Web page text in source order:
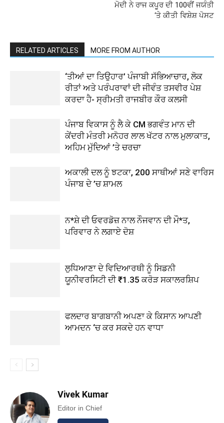
ਮੋਦੀ ਨੇ ਰਾਜ ਕਪੂਰ ਦੀ 100ਵੀਂ ਜਯੰਤੀ
‘ਤੇ ਕੀਤੀ ਵਿਸ਼ੇਸ਼ ਪੋਸਟ
RELATED ARTICLES MORE FROM AUTHOR
‘ਤੀਆਂ ਦਾ ਤਿਉਹਾਰ’ ਪੰਜਾਬੀ ਸੱਭਿਆਚਾਰ, ਲੋਕ
ਰੀਤਾਂ ਅਤੇ ਪਰੰਪਰਾਵਾਂ ਦੀ ਜੀਵੰਤ ਤਸਵੀਰ ਪੇਸ਼
ਕਰਦਾ ਹੈ- ਸ੍ਰੀਮਤੀ ਰਾਜਬੀਰ ਕੌਰ ਕਲਸੀ
ਪੰਜਾਬ ਵਿਕਾਸ ਨੂੰ ਲੈ ਕੇ CM ਭਗਵੰਤ ਮਾਨ ਦੀ
ਕੇਂਦਰੀ ਮੰਤਰੀ ਮਨੋਹਰ ਲਾਲ ਖੱਟਰ ਨਾਲ ਮੁਲਾਕਾਤ,
ਅਹਿਮ ਮੁੱਦਿਆਂ ’ਤੇ ਚਰਚਾ
ਅਕਾਲੀ ਦਲ ਨੂੰ ਝਟਕਾ, 200 ਸਾਥੀਆਂ ਸਣੇ ਵਾਰਿਸ
ਪੰਜਾਬ ਦੇ ’ਚ ਸ਼ਾਮਲ
ਨ*ਸ਼ੇ ਦੀ ਓਵਰਡੋਜ਼ ਨਾਲ ਨੌਜਵਾਨ ਦੀ ਮੌ*ਤ,
ਪਰਿਵਾਰ ਨੇ ਲਗਾਏ ਦੋਸ਼
ਲੁਧਿਆਣਾ ਦੇ ਵਿਦਿਆਰਥੀ ਨੂੰ ਸਿਡਨੀ
ਯੂਨੀਵਰਸਿਟੀ ਦੀ ₹1.35 ਕਰੋੜ ਸਕਾਲਰਸ਼ਿਪ
ਫਲਦਾਰ ਬਾਗਬਾਨੀ ਅਪਣਾ ਕੇ ਕਿਸਾਨ ਆਪਣੀ
ਆਮਦਨ ‘ਚ ਕਰ ਸਕਦੇ ਹਨ ਵਾਧਾ
Vivek Kumar
Editor in Chief